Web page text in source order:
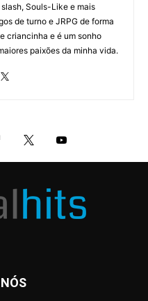
Souls-Like e mais
de turno e JRPG de forma
criancinha e é um sonho
paixões da minha vida.